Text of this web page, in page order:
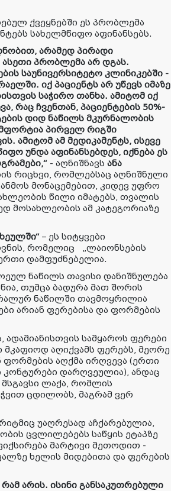
ქვეყნებში ეს პრობლემა
სახელმწიფო აფინანსებს.
არამედ პირადი
პრობლემა არ დგას.
საუნივერსიტეტო კლინიკებში -
იქ პაციენტს არ უწევს იმაზე
საჭირო თანხა. ამიტომ იქ
რაც ჩვენთან, პაციენტების 50%-
დიდ ნაწილს მკურნალობის
პირველ რიგში
ამიტომ ამ მედიკამენტს, ისევე
უნდა აფინანსებდეს, იქნება ეს
- აღნიშნავს ანა
რიცხვი, რომლებსაც აღნიშნული
მონაცემებით, კიდევ უფრო
წილი იმატებს, თვალის
მოსახლეობის ამ კატეგორიაზე
– ეს სიტყვები
რომელიც
„ლაიონსების
დამფუძნებელია.
ნაწილს თავისი დანიშნულება
თუმცა ბადურა მათ შორის
ნაწილში თავმოყრილია
არიან ფერებისა და ფორმების
ადამიანისთვის სამყაროს ფერები
აღიქვამს ფერებს, მეორე
აღქმა ირღვევა (ერთი
დარღვეულია), ანდაც
ლაქა, რომლის
ცდილობს, მაგრამ ვერ
უაღრესად აჩქარებულია,
ცვლილებებს საწყის ეტაპზე
მარტივი მეთოდით -
ხელის მიდებითა და ფერების
არის. ისინი განსაკუთრებული